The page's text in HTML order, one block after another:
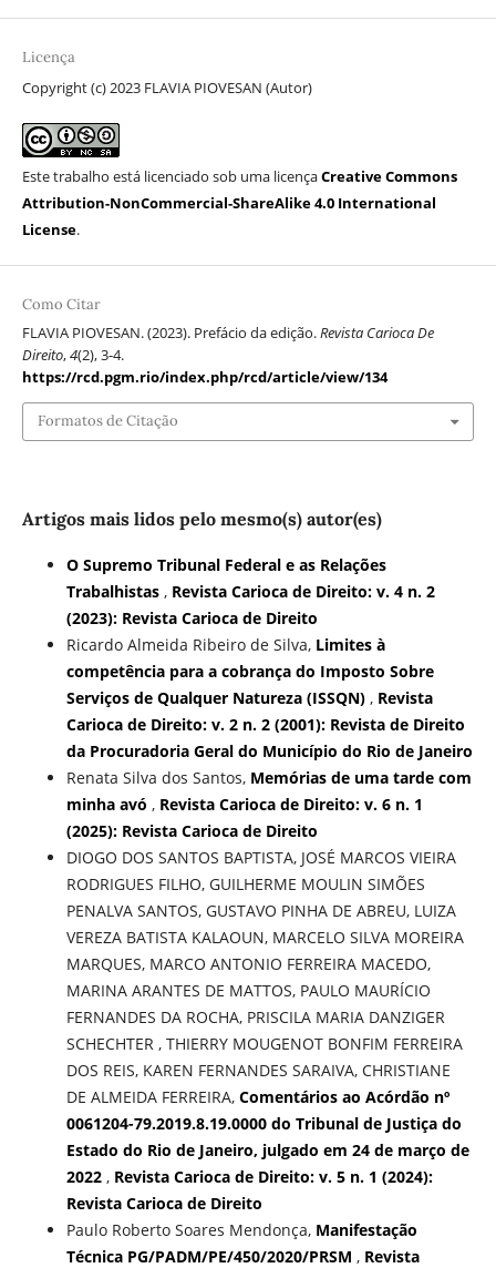
Licença
Copyright (c) 2023 FLAVIA PIOVESAN (Autor)
Este trabalho está licenciado sob uma licençaCreative Commons
Attribution-NonCommercial-ShareAlike 4.0 International
License.
Como Citar
FLAVIA PIOVESAN. (2023). Prefácio da edição.Revista Carioca De
Direito,4(2), 3-4.
https://rcd.pgm.rio/index.php/rcd/article/view/134
Formatos de Citação
Artigos mais lidos pelo mesmo(s) autor(es)
O Supremo Tribunal Federal e as Relações
Trabalhistas , Revista Carioca de Direito: v. 4 n. 2
(2023): Revista Carioca de Direito
Ricardo Almeida Ribeiro de Silva, Limites à
competência para a cobrança do Imposto Sobre
Serviços de Qualquer Natureza (ISSQN) , Revista
Carioca de Direito: v. 2 n. 2 (2001): Revista de Direito
da Procuradoria Geral do Município do Rio de Janeiro
Renata Silva dos Santos, Memórias de uma tarde com
minha avó , Revista Carioca de Direito: v. 6 n. 1
(2025): Revista Carioca de Direito
DIOGO DOS SANTOS BAPTISTA, JOSÉ MARCOS VIEIRA
RODRIGUES FILHO, GUILHERME MOULIN SIMÕES
PENALVA SANTOS, GUSTAVO PINHA DE ABREU, LUIZA
VEREZA BATISTA KALAOUN, MARCELO SILVA MOREIRA
MARQUES, MARCO ANTONIO FERREIRA MACEDO,
MARINA ARANTES DE MATTOS, PAULO MAURÍCIO
FERNANDES DA ROCHA, PRISCILA MARIA DANZIGER
SCHECHTER , THIERRY MOUGENOT BONFIM FERREIRA
DOS REIS, KAREN FERNANDES SARAIVA, CHRISTIANE
DE ALMEIDA FERREIRA, Comentários ao Acórdão nº
0061204-79.2019.8.19.0000 do Tribunal de Justiça do
Estado do Rio de Janeiro, julgado em 24 de março de
2022 , Revista Carioca de Direito: v. 5 n. 1 (2024):
Revista Carioca de Direito
Paulo Roberto Soares Mendonça, Manifestação
Técnica PG/PADM/PE/450/2020/PRSM , Revista